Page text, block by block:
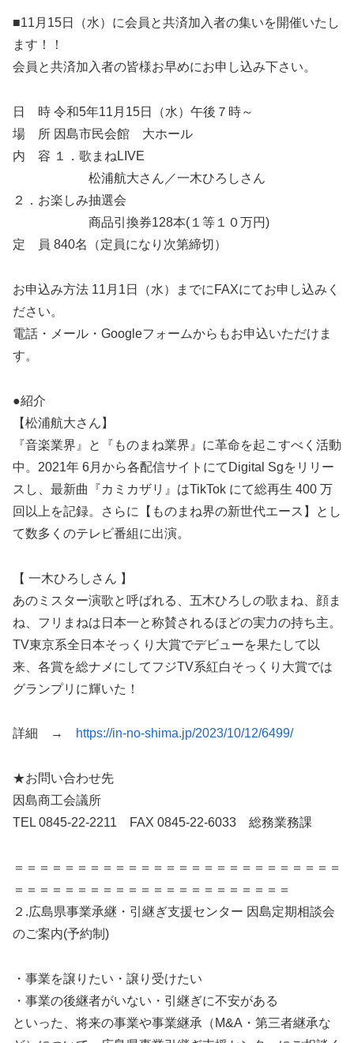
■11月15日（水）に会員と共済加入者の集いを開催いたし
ます！！
会員と共済加入者の皆様お早めにお申し込み下さい。
日 時 令和5年11月15日（水）午後７時～
場 所 因島市民会館 大ホール
内 容 １．歌まねLIVE
松浦航大さん／一木ひろしさん
２．お楽しみ抽選会
商品引換券128本(１等１０万円)
定 員 840名（定員になり次第締切）
お申込み方法 11月1日（水）までにFAXにてお申し込みく
ださい。
電話・メール・Googleフォームからもお申込いただけま
す。
●紹介
【松浦航大さん】
『音楽業界』と『ものまね業界』に革命を起こすべく活動
中。2021年 6月から各配信サイトにてDigital Sgをリリー
スし、最新曲『カミカザリ』はTikTok にて総再生 400 万
回以上を記録。さらに【ものまね界の新世代エース】とし
て数多くのテレビ番組に出演。
【 一木ひろしさん 】
あのミスター演歌と呼ばれる、五木ひろしの歌まね、顔ま
ね、フリまねは日本一と称賛されるほどの実力の持ち主。
TV東京系全日本そっくり大賞でデビューを果たして以
来、各賞を総ナメにしてフジTV系紅白そっくり大賞では
グランプリに輝いた！
詳細 → https://in-no-shima.jp/2023/10/12/6499/
★お問い合わせ先
因島商工会議所
TEL 0845-22-2211 FAX 0845-22-6033 総務業務課
＝＝＝＝＝＝＝＝＝＝＝＝＝＝＝＝＝＝＝＝＝＝＝＝＝＝
＝＝＝＝＝＝＝＝＝＝＝＝＝＝＝＝＝＝＝＝＝＝
２.広島県事業承継・引継ぎ支援センター 因島定期相談会
のご案内(予約制)
・事業を譲りたい・譲り受けたい
・事業の後継者がいない・引継ぎに不安がある
といった、将来の事業や事業継承（M&A・第三者継承な